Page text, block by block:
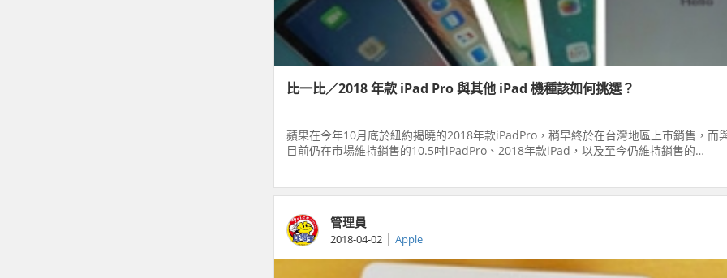
比一比／2018 年款 iPad Pro 與其他 iPad 機種該如何挑選？
蘋果在今年10月底於紐約揭曉的2018年款iPadPro，稍早終於在台灣地區上市銷售，而
目前仍在市場維持銷售的10.5吋iPadPro、2018年款iPad，以及至今仍維持銷售的
管理員
2018-04-02 | Apple